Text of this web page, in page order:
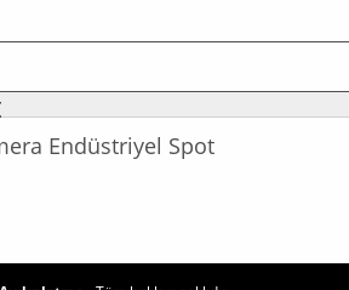
Endüstriyel Spot